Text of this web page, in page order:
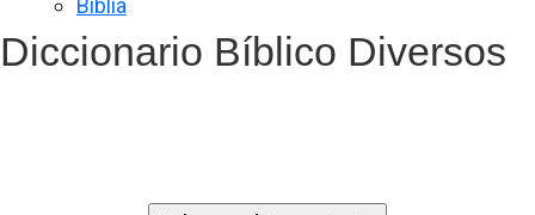
Biblia
Diccionario Bíblico Diversos